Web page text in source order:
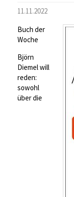
11.11.2022
Buch der
Woche
Björn
Diemel will
reden:
sowohl
über die